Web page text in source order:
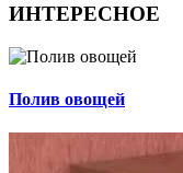
ИНТЕРЕСНОЕ
Полив овощей